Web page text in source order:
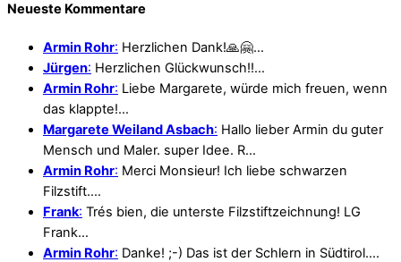
Neueste Kommentare
Armin Rohr: Herzlichen Dank!🙏🤗…
Jürgen: Herzlichen Glückwunsch!!…
Armin Rohr: Liebe Margarete, würde mich freuen, wenn
das klappte!…
Margarete Weiland Asbach: Hallo lieber Armin du guter
Mensch und Maler. super Idee. R…
Armin Rohr: Merci Monsieur! Ich liebe schwarzen
Filzstift.…
Frank: Trés bien, die unterste Filzstiftzeichnung! LG
Frank…
Armin Rohr: Danke! ;-) Das ist der Schlern in Südtirol.…